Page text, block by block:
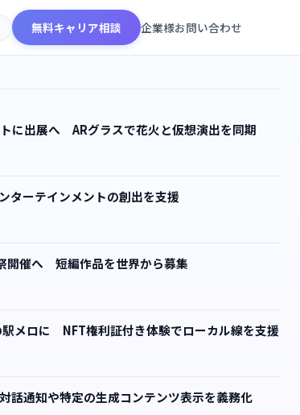
無料キャリア相談 企業様お問い合わせ
に出展へ ARグラスで花火と仮想演出を同期
ーテインメントの創出を支援
開催へ 短編作品を世界から募集
駅メロに NFT権利証付き体験でローカル線を支援
通知や特定の生成コンテンツ表示を義務化